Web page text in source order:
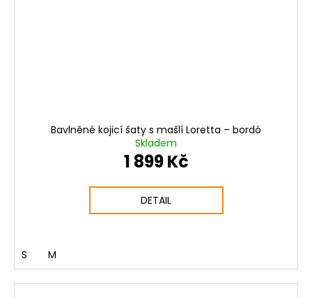
Bavlněné kojicí šaty s mašlí Loretta – bordó
Skladem
1 899 Kč
DETAIL
S M